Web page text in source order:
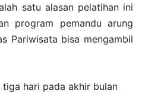
satu alasan pelatihan ini
program pemandu arung
Pariwisata bisa mengambil
hari pada akhir bulan